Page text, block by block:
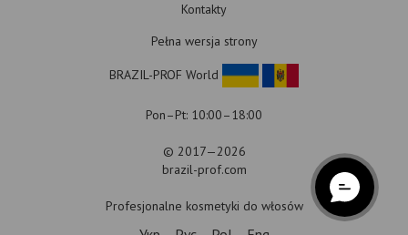
Kontakty
Pełna wersja strony
BRAZIL-PROF World
Pon–Pt: 10:00–18:00
© 2017—2026
brazil-prof.com
Profesjonalne kosmetyki do włosów